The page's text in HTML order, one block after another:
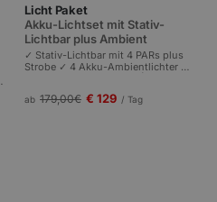
Licht Paket
Akku-Lichtset mit Stativ-
Lichtbar plus Ambient
✓ Stativ-Lichtbar mit 4 PARs plus
Strobe ✓ 4 Akku-Ambientlichter ✓
ersonen.
ab 179,00€ € 129 / Tag